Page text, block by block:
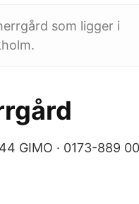
som ligger i
GIMO · 0173-889 00